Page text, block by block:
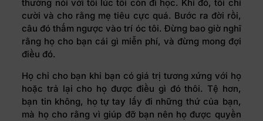
thường nói với tôi lúc tôi còn đi học. Khi đó, tôi chỉ
cười và cho rằng mẹ tiêu cực quá. Bước ra đời rồi,
câu đó thấm ngược vào trí óc tôi. Đừng bao giờ nghĩ
rằng họ cho bạn cái gì miễn phí, và đừng mong đợi
điều đó.
Họ chỉ cho bạn khi bạn có giá trị tương xứng với họ
hoặc trả lại cho họ được điều gì đó thôi. Tệ hơn,
bạn tin không, họ tự tay lấy đi những thứ của bạn,
mà họ cho rằng vì giúp đỡ bạn nên họ được quyền